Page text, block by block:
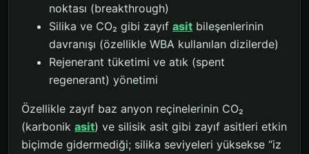
noktası (breakthrough)
Silika ve CO₂ gibi zayıf asit bileşenlerinin
davranışı (özellikle WBA kullanılan dizilerde)
Rejenerant tüketimi ve atık (spent
regenerant) yönetimi
Özellikle zayıf baz anyon reçinelerinin CO₂
(karbonik asit) ve silisik asit gibi zayıf asitleri etkin
biçimde gidermediği; silika seviyeleri yüksekse “iz